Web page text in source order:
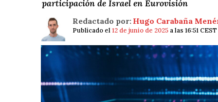
participación de Israel en Eurovisión
Redactado por: Hugo Carabaña
Publicado el12 de junio de 2025 a las 16:51 CEST